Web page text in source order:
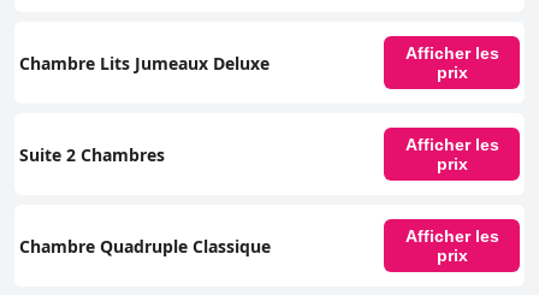
Chambre Lits Jumeaux Deluxe
Afficher les
prix
Suite 2 Chambres
Afficher les
prix
Chambre Quadruple Classique
Afficher les
prix